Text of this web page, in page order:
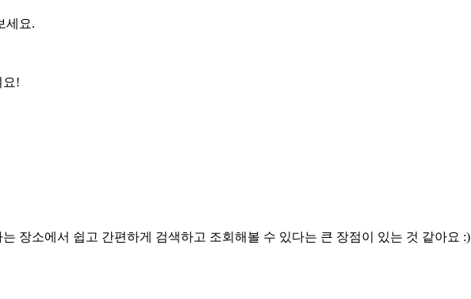
세요.
요!
장소에서 쉽고 간편하게 검색하고 조회해볼 수 있다는 큰 장점이 있는 것 같아요 :)